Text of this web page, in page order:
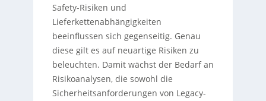
Safety-Risiken und
Lieferkettenabhängigkeiten
beeinflussen sich gegenseitig. Genau
diese gilt es auf neuartige Risiken zu
beleuchten. Damit wächst der Bedarf an
Risikoanalysen, die sowohl die
Sicherheitsanforderungen von Legacy-